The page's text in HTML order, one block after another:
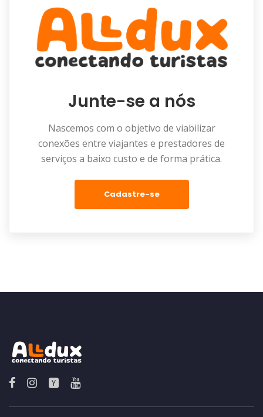
Junte-se a nós
Nascemos com o objetivo de viabilizar
conexões entre viajantes e prestadores de
serviços a baixo custo e de forma prática.
Cadastre-se